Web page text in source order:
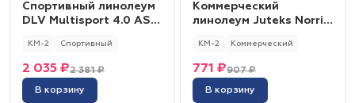
Спортивный линолеум
DLV Multisport 4.0 AS
КМ-2 Спортивный
2 381 ₽
2 035 ₽
В корзину
Коммерческий
линолеум Juteks Norris
КМ-2 Коммерческий
907 ₽
771 ₽
В корзину